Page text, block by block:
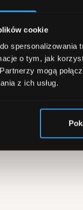
cookie
spersonalizowania
o tym, jak
Partnerzy mogą
z ich usług.